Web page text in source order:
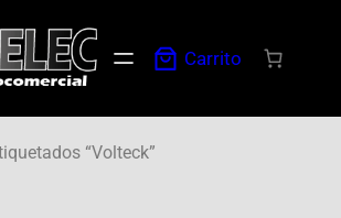
Carrito
“Volteck”